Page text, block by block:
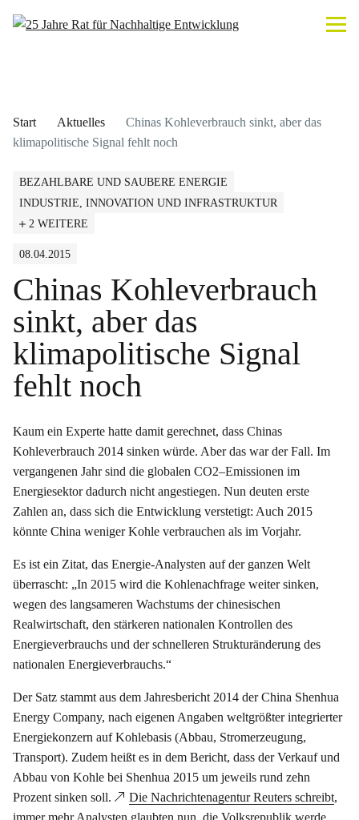
Start Aktuelles
Chinas Kohleverbrauch sinkt, aber das
klimapolitische Signal fehlt noch
BEZAHLBARE UND SAUBERE ENERGIE
INDUSTRIE, INNOVATION UND INFRASTRUKTUR
2 WEITERE
08.04.2015
Chinas Kohleverbrauch
sinkt, aber das
klimapolitische Signal
fehlt noch
Kaum ein Experte hatte damit gerechnet, dass Chinas
Kohleverbrauch 2014 sinken würde. Aber das war der Fall. Im
vergangenen Jahr sind die globalen CO2–Emissionen im
Energiesektor dadurch nicht angestiegen. Nun deuten erste
Zahlen an, dass sich die Entwicklung verstetigt: Auch 2015
könnte China weniger Kohle verbrauchen als im Vorjahr.
Es ist ein Zitat, das Energie-Analysten auf der ganzen Welt
überrascht: „In 2015 wird die Kohlenachfrage weiter sinken,
wegen des langsameren Wachstums der chinesischen
Realwirtschaft, den stärkeren nationalen Kontrollen des
Energieverbrauchs und der schnelleren Strukturänderung des
nationalen Energieverbrauchs.“
Der Satz stammt aus dem Jahresbericht 2014 der China Shenhua
Energy Company, nach eigenen Angaben weltgrößter integrierter
Energiekonzern auf Kohlebasis (Abbau, Stromerzeugung,
Transport). Zudem heißt es in dem Bericht, dass der Verkauf und
Abbau von Kohle bei Shenhua 2015 um jeweils rund zehn
Prozent sinken soll.
Die Nachrichtenagentur Reuters schreibt,
immer mehr Analysten glaubten nun, die Volksrepublik werde